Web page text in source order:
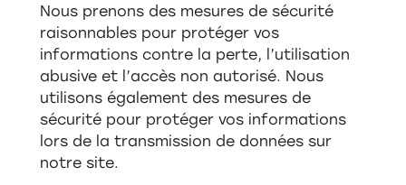
Nous prenons des mesures de sécurité
raisonnables pour protéger vos
informations contre la perte, l’utilisation
abusive et l’accès non autorisé. Nous
utilisons également des mesures de
sécurité pour protéger vos informations
lors de la transmission de données sur
notre site.